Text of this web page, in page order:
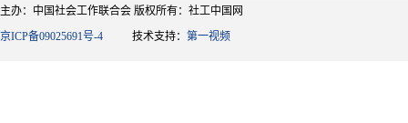
主办：中国社会工作联合会 版权所有：社工中国网
京ICP备09025691号-4 技术支持： 第一视频